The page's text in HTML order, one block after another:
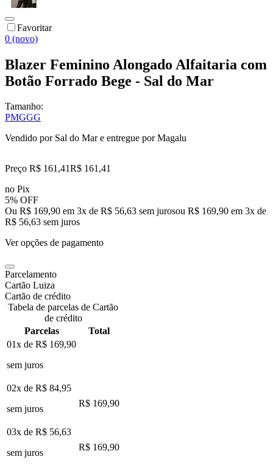
Favoritar
0 (novo)
Blazer Feminino Alongado Alfaitaria com
Botão Forrado Bege - Sal do Mar
Tamanho:
PMGGG
Vendido por Sal do Mare entregue por Magalu
Preço R$ 161,41R$ 161,41
no Pix
5% OFF
Ou R$ 169,90 em 3x de R$ 56,63 sem jurosou R$ 169,90 em 3x de
R$ 56,63 sem juros
Ver opções de pagamento
Parcelamento
Cartão Luiza
Cartão de crédito
Tabela de parcelas de Cartão
de crédito
Parcelas
Total
01x de R$ 169,90
sem juros
02x de R$ 84,95
sem juros
R$ 169,90
03x de R$ 56,63
sem juros
R$ 169,90